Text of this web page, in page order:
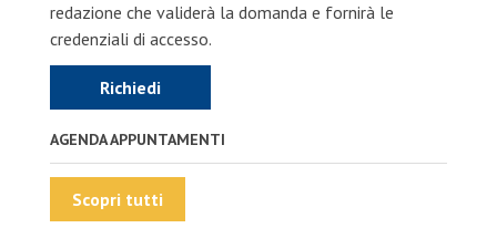
redazione che validerà la domanda e fornirà le
credenziali di accesso.
Richiedi
AGENDA APPUNTAMENTI
Scopri tutti